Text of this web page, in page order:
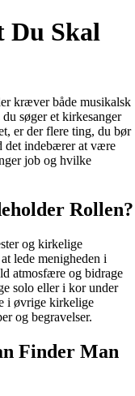
Du Skal
kræver både musikalsk
søger et kirkesanger
er der flere ting, du bør
det indebærer at være
job og hvilke
Rollen?
og kirkelige
lede menigheden i
atmosfære og bidrage
solo eller i kor under
i øvrige kirkelige
og begravelser.
Finder Man